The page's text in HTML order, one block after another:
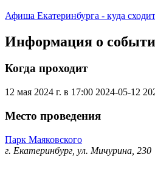
Афиша Екатеринбурга - куда
Информация о
Когда проходит
12 мая 2024 г. в 17:00 2024-05-12
Место проведения
Парк Маяковского
г. Екатеринбург, ул. Мичурина, 230